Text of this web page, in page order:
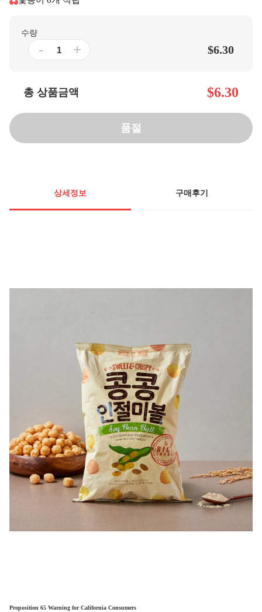
수량
- + $6.30
총 상품금액 $6.30
품절
상세정보 구매후기
Proposition 65 Warning for California Consumers